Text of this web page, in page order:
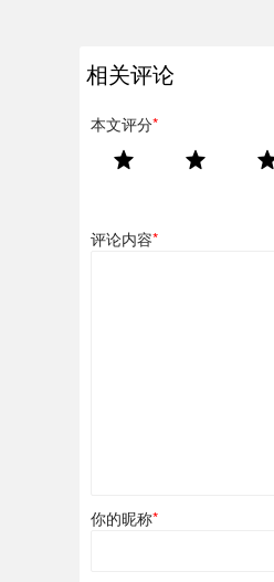
相关评论
本文评分*
评论内容*
你的昵称*